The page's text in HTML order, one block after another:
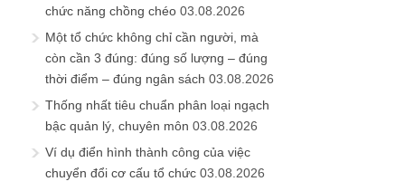
chức năng chồng chéo 03.08.2026
Một tổ chức không chỉ cần người, mà
còn cần 3 đúng: đúng số lượng – đúng
thời điểm – đúng ngân sách 03.08.2026
Thống nhất tiêu chuẩn phân loại ngạch
bậc quản lý, chuyên môn 03.08.2026
Ví dụ điển hình thành công của việc
chuyển đổi cơ cấu tổ chức 03.08.2026